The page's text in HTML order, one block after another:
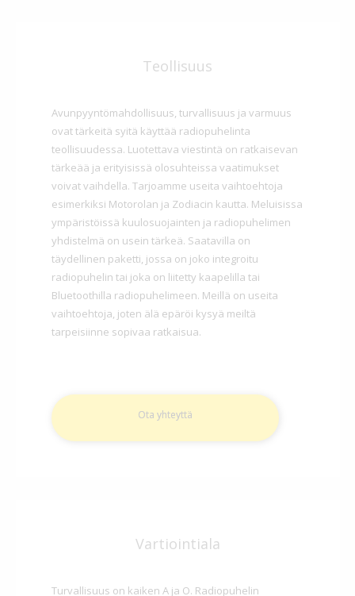
Teollisuus
Avunpyyntömahdollisuus, turvallisuus ja varmuus
ovat tärkeitä syitä käyttää radiopuhelinta
teollisuudessa. Luotettava viestintä on ratkaisevan
tärkeää ja erityisissä olosuhteissa vaatimukset
voivat vaihdella. Tarjoamme useita vaihtoehtoja
esimerkiksi Motorolan ja Zodiacin kautta. Meluisissa
ympäristöissä kuulosuojainten ja radiopuhelimen
yhdistelmä on usein tärkeä. Saatavilla on
täydellinen paketti, jossa on joko integroitu
radiopuhelin tai joka on liitetty kaapelilla tai
Bluetoothilla radiopuhelimeen. Meillä on useita
vaihtoehtoja, joten älä epäröi kysyä meiltä
tarpeisiinne sopivaa ratkaisua.
Ota yhteyttä
Vartiointiala
Turvallisuus on kaiken A ja O. Radiopuhelin